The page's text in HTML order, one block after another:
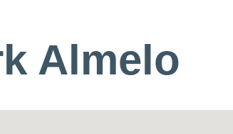
Almelo